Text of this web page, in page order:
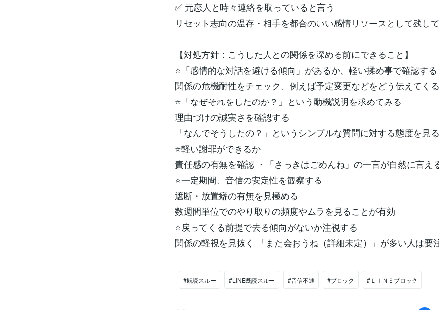
✅ 元恋人と時々連絡を取っていると言う
リセット志向の温存・相手を都合のいい感情リソースとして残し
【対処方針：こうした人との関係を深める前にできること】
⭐「感情的な対話を避ける傾向」があるか、軽い揉め事で確認する
関係の危機耐性をチェック、例えば予定変更などをどう伝えてく
⭐「なぜそれをしたのか？」という動機説明を求めてみる
理由づけの誠実さを確認する
「なんでそうしたの？」というシンプルな質問に対する態度を見る
⭐軽い謝罪ができるか
責任感の有無を確認 ・「さっきはごめんね」の一言が自然に言え
⭐一定期間、音信の安定性を観察する
遮断・放置癖の有無を見極める
数週間単位でのやり取りの頻度やムラを見ることが有効
⭐戻ってくる前提で去る傾向がないか注視する
関係の軽視を見抜く 「また会おうね（詳細未定）」が多い人は要
#既読スルー #LINE既読スルー #音信不通 #ブロック #ＬＩＮＥブロック